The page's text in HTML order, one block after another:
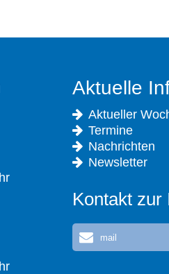
Aktuelle
Aktueller
Termine
Nachrichten
Newsletter
Kontakt zur
mail